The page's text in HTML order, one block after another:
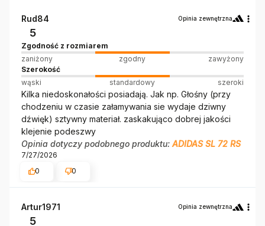
Rud84 Opinia zewnętrzna
5
Zgodność z rozmiarem
zaniżony
zgodny
zawyżony
Szerokość
wąski
standardowy szeroki
Kilka niedoskonałości posiadają. Jak np. Głośny (przy
chodzeniu w czasie załamywania sie wydaje dziwny
dźwięk) sztywny materiał. zaskakująco dobrej jakości
klejenie podeszwy
Opinia dotyczy podobnego produktu: ADIDAS SL 72 RS
7/27/2026
0
0
Artur1971 Opinia zewnętrzna
5